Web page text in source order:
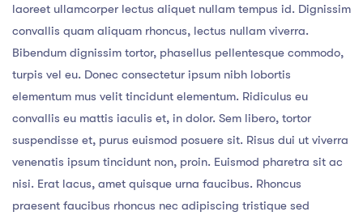
laoreet ullamcorper lectus aliquet nullam tempus id. Dignissim
convallis quam aliquam rhoncus, lectus nullam viverra.
Bibendum dignissim tortor, phasellus pellentesque commodo,
turpis vel eu. Donec consectetur ipsum nibh lobortis
elementum mus velit tincidunt elementum. Ridiculus eu
convallis eu mattis iaculis et, in dolor. Sem libero, tortor
suspendisse et, purus euismod posuere sit. Risus dui ut viverra
venenatis ipsum tincidunt non, proin. Euismod pharetra sit ac
nisi. Erat lacus, amet quisque urna faucibus. Rhoncus
praesent faucibus rhoncus nec adipiscing tristique sed